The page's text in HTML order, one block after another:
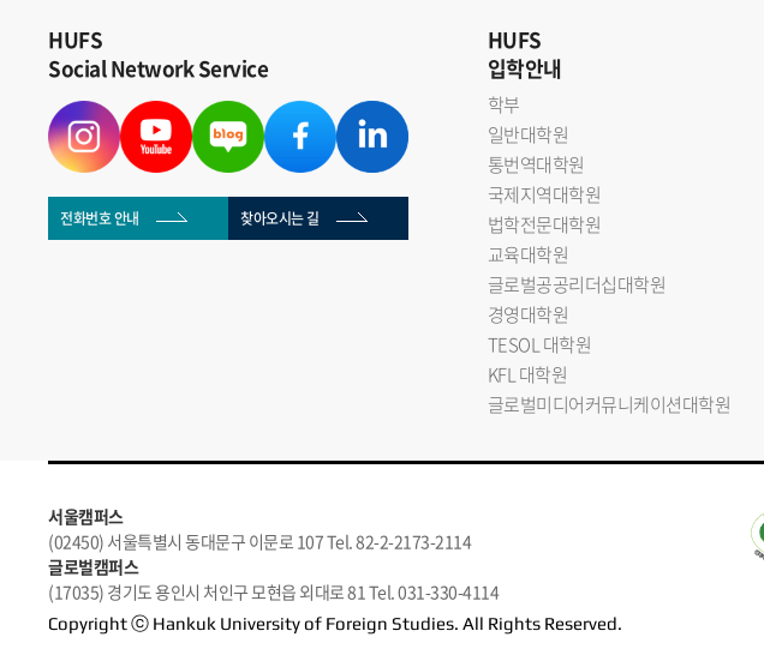
HUFS
Social Network Service
전화번호 안내 찾아오시는 길
HUFS
입학안내
학부
일반대학원
통번역대학원
국제지역대학원
법학전문대학원
교육대학원
글로벌공공리더십대학원
경영대학원
TESOL 대학원
KFL 대학원
글로벌미디어커뮤니케이션대학원
서울캠퍼스
(02450) 서울특별시 동대문구 이문로 107 Tel. 82-2-2173-2114
글로벌캠퍼스
(17035) 경기도 용인시 처인구 모현읍 외대로 81 Tel. 031-330-4114
Copyright ⓒ Hankuk University of Foreign Studies. All Rights Reserved.